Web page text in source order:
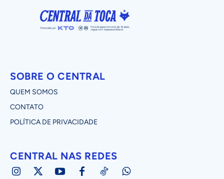
SOBRE O CENTRAL
QUEM SOMOS
CONTATO
POLÍTICA DE PRIVACIDADE
CENTRAL NAS REDES